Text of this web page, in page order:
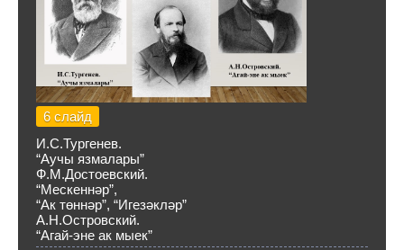
6 слайд
И.С.Тургенев.
“Аучы язмалары”
Ф.М.Достоевский.
“Мескеннәр”,
“Ак төннәр”, “Игезәкләр”
А.Н.Островский.
“Агай-эне ак мыек”